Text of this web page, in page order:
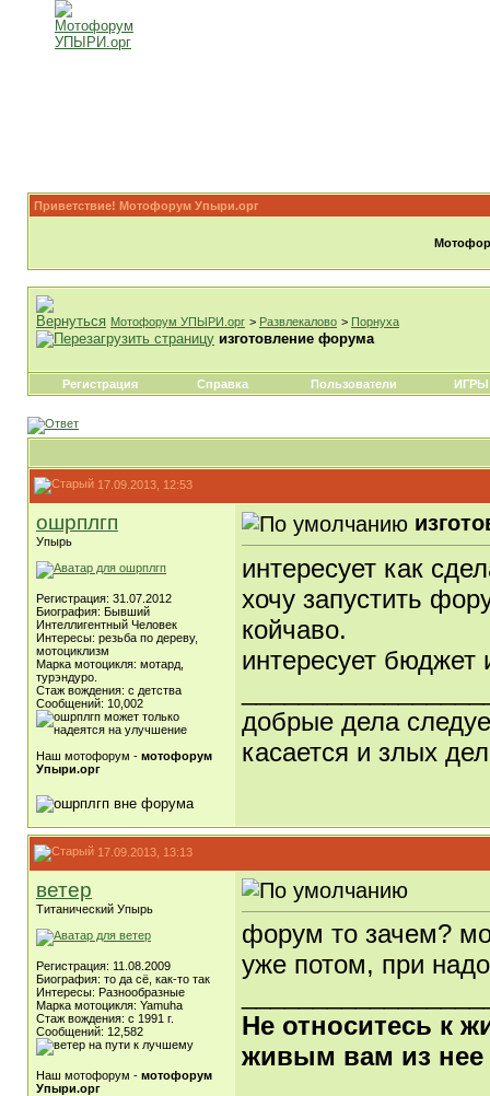
Приветствие! Мотофорум Упыри.орг
Мотофорум УПЫРИ.орг > Развлекалово > Порнуха
изготовление форума
Регистрация Справка Пользователи ИГРЫ
17.09.2013, 12:53
ошрплгп
Упырь
Регистрация: 31.07.2012
Биография: Бывший
Интеллигентный Человек
Интересы: резьба по дереву,
мотоциклизм
Марка мотоцикля: мотард,
турэндуро.
Стаж вождения: с детства
Сообщений: 10,002
Наш мотофорум - мотофорум
Упыри.орг
интересует как
хочу запустить
койчаво.
интересует
добрые дела
касается и злых
17.09.2013, 13:13
ветер
Титанический Упырь
Регистрация: 11.08.2009
Биография: то да сё, как-то так
Интересы: Разнообразные
Марка мотоцикля: Yamuha
Стаж вождения: с 1991 г.
Сообщений: 12,582
Наш мотофорум - мотофорум
Упыри.орг
форум то зачем?
уже потом, при
Не относитесь к
живым вам из нее